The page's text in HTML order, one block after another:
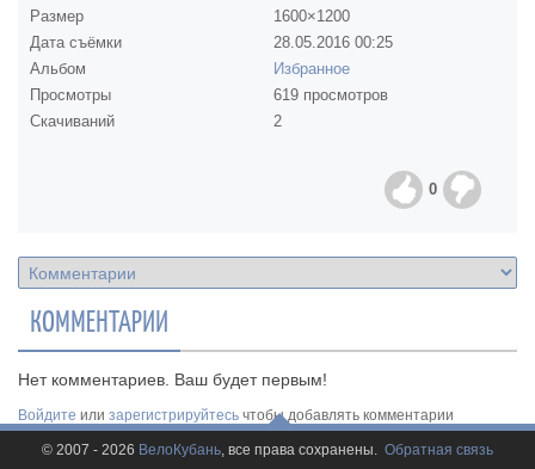
Размер
1600×1200
Дата съёмки
28.05.2016 00:25
Альбом
Избранное
Просмотры
619 просмотров
Скачиваний
2
0
КОММЕНТАРИИ
Нет комментариев. Ваш будет первым!
Войдите или зарегистрируйтесь чтобы добавлять комментарии
© 2007 - 2026 ВелоКубань, все права сохранены. Обратная связь